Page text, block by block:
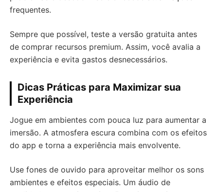
frequentes.
Sempre que possível, teste a versão gratuita antes
de comprar recursos premium. Assim, você avalia a
experiência e evita gastos desnecessários.
Dicas Práticas para Maximizar sua
Experiência
Jogue em ambientes com pouca luz para aumentar a
imersão. A atmosfera escura combina com os efeitos
do app e torna a experiência mais envolvente.
Use fones de ouvido para aproveitar melhor os sons
ambientes e efeitos especiais. Um áudio de